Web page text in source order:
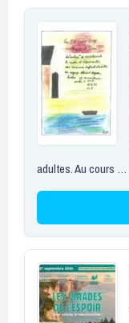
adultes. Au cours …